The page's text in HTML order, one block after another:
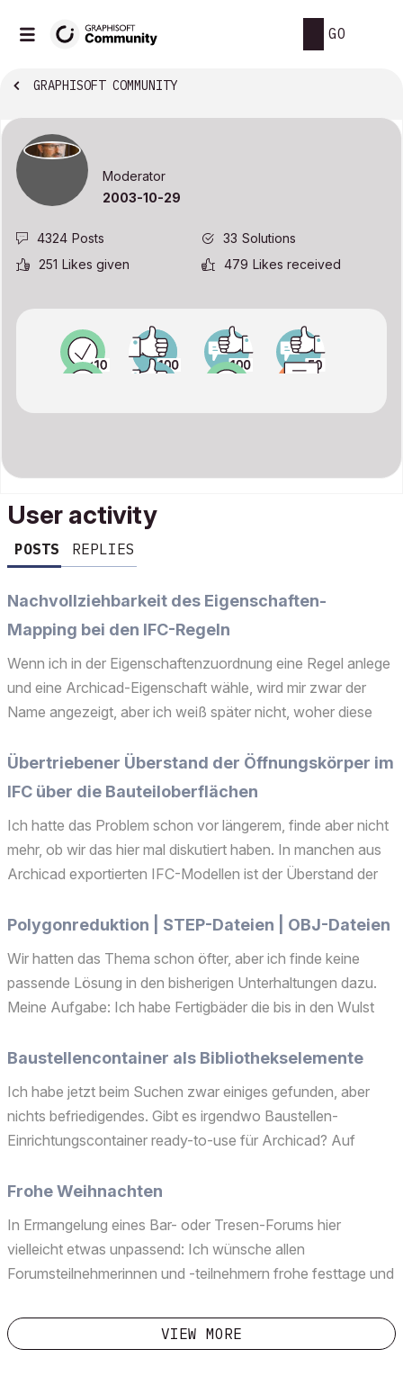
GO
GRAPHISOFT COMMUNITY
Moderator
‎2003-10-29
4324 Posts 33 Solutions
251 Likes given 479 Likes received
User activity
POSTS REPLIES
Nachvollziehbarkeit des Eigenschaften-
Mapping bei den IFC-Regeln
Wenn ich in der Eigenschaftenzuordnung eine Regel anlege
und eine Archicad-Eigenschaft wähle, wird mir zwar der
Name angezeigt, aber ich weiß später nicht, woher diese
und in unterschiedlichen Untergruppen liegen. Wenn ...
Übertriebener Überstand der Öffnungskörper im
IFC über die Bauteiloberflächen
Ich hatte das Problem schon vor längerem, finde aber nicht
mehr, ob wir das hier mal diskutiert haben. In manchen aus
Archicad exportierten IFC-Modellen ist der Überstand der
das für das Gesamtmodell oder IFC-Workflow...
Polygonreduktion | STEP-Dateien | OBJ-Dateien
Wir hatten das Thema schon öfter, aber ich finde keine
passende Lösung in den bisherigen Unterhaltungen dazu.
Meine Aufgabe: Ich habe Fertigbäder die bis in den Wulst
Rohrschelle. Der Modelllieferant kann das nicht red...
Baustellencontainer als Bibliothekselemente
Ich habe jetzt beim Suchen zwar einiges gefunden, aber
nichts befriedigendes. Gibt es irgendwo Baustellen-
Einrichtungscontainer ready-to-use für Archicad? Auf
BIMcomponents ist etwas mager. Da ist man wieder am
Frohe Weihnachten
In Ermangelung eines Bar- oder Tresen-Forums hier
vielleicht etwas unpassend: Ich wünsche allen
Forumsteilnehmerinnen und -teilnehmern frohe festtage und
Mitlesern und v.a. allen konstruktiven Beitragenden für das
T...
VIEW MORE